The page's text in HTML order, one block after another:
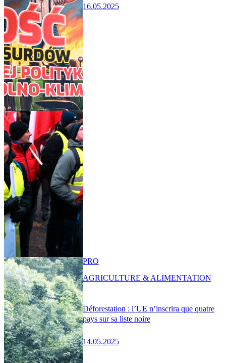
16.05.2025
Déforestation : l’UE n’inscrira que quatre
pays sur sa liste noire
14.05.2025
PRO
AGRICULTURE & ALIMENTATION